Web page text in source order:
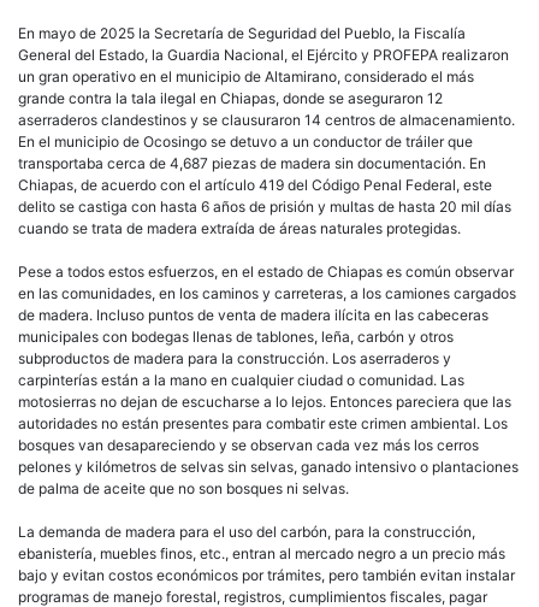
En mayo de 2025 la Secretaría de Seguridad del Pueblo, la Fiscalía
General del Estado, la Guardia Nacional, el Ejército y PROFEPA realizaron
un gran operativo en el municipio de Altamirano, considerado el más
grande contra la tala ilegal en Chiapas, donde se aseguraron 12
aserraderos clandestinos y se clausuraron 14 centros de almacenamiento.
En el municipio de Ocosingo se detuvo a un conductor de tráiler que
transportaba cerca de 4,687 piezas de madera sin documentación. En
Chiapas, de acuerdo con el artículo 419 del Código Penal Federal, este
delito se castiga con hasta 6 años de prisión y multas de hasta 20 mil días
cuando se trata de madera extraída de áreas naturales protegidas.
Pese a todos estos esfuerzos, en el estado de Chiapas es común observar
en las comunidades, en los caminos y carreteras, a los camiones cargados
de madera. Incluso puntos de venta de madera ilícita en las cabeceras
municipales con bodegas llenas de tablones, leña, carbón y otros
subproductos de madera para la construcción. Los aserraderos y
carpinterías están a la mano en cualquier ciudad o comunidad. Las
motosierras no dejan de escucharse a lo lejos. Entonces pareciera que las
autoridades no están presentes para combatir este crimen ambiental. Los
bosques van desapareciendo y se observan cada vez más los cerros
pelones y kilómetros de selvas sin selvas, ganado intensivo o plantaciones
de palma de aceite que no son bosques ni selvas.
La demanda de madera para el uso del carbón, para la construcción,
ebanistería, muebles finos, etc., entran al mercado negro a un precio más
bajo y evitan costos económicos por trámites, pero también evitan instalar
programas de manejo forestal, registros, cumplimientos fiscales, pagar